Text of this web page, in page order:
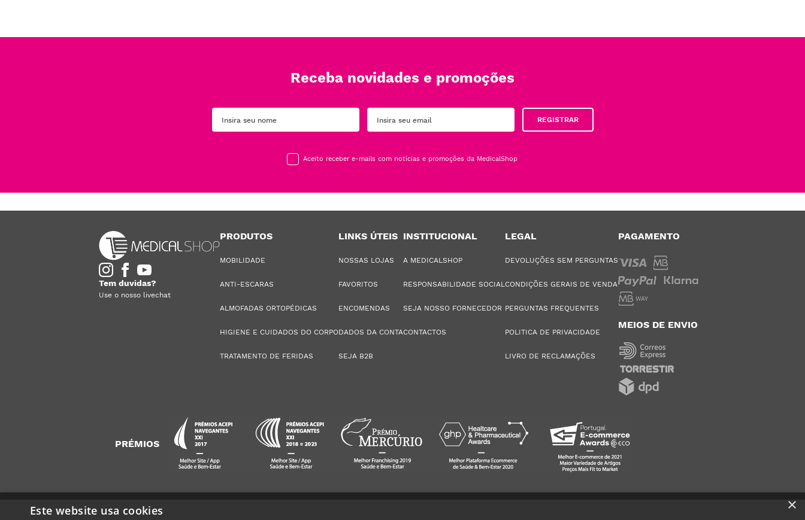
Receba novidades e promoções
REGISTRAR
Aceito receber e-mails com notícias e promoções da MedicalShop
Tem duvidas?
Use o nosso livechat
PRODUTOS
MOBILIDADE
ANTI-ESCARAS
ALMOFADAS ORTOPÉDICAS
HIGIENE E CUIDADOS DO CORPO
TRATAMENTO DE FERIDAS
LINKS ÚTEIS
NOSSAS LOJAS
FAVORITOS
ENCOMENDAS
DADOS DA CONTA
SEJA B2B
INSTITUCIONAL
A MEDICALSHOP
RESPONSABILIDADE SOCIAL
SEJA NOSSO FORNECEDOR
CONTACTOS
LEGAL
DEVOLUÇÕES SEM PERGUNTAS
CONDIÇÕES GERAIS DE VENDA
PERGUNTAS FREQUENTES
POLITICA DE PRIVACIDADE
LIVRO DE RECLAMAÇÕES
PAGAMENTO
MEIOS DE ENVIO
PRÉMIOS
×
Este website usa cookies